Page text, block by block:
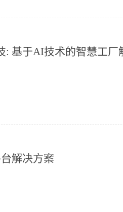
: 基于AI技术的智慧工厂
解决方案